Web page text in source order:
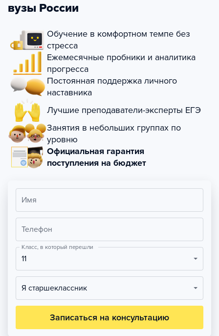
вузы России
Обучение в комфортном темпе без
стресса
Ежемесячные пробники и аналитика
прогресса
Постоянная поддержка личного
наставника
Лучшие преподаватели-эксперты ЕГЭ
Занятия в небольших группах по
уровню
Официальная гарантия
поступления на бюджет
Имя
Телефон
Класс, в который перешли
11
Я старшеклассник
Записаться на консультацию